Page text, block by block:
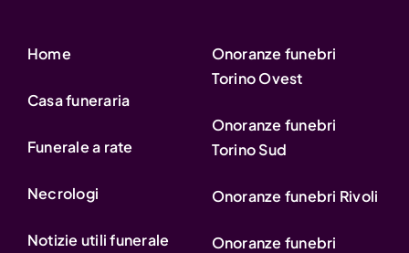
Home
Casa funeraria
Funerale a rate
Necrologi
Notizie utili funerale
Onoranze funebri
Torino Ovest
Onoranze funebri
Torino Sud
Onoranze funebri Rivoli
Onoranze funebri